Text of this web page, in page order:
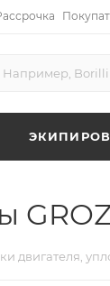
двигателя,